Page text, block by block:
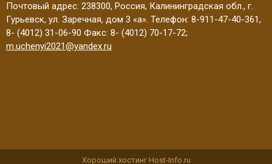
Почтовый адрес: 238300, Россия, Калининградская обл., г.
Гурьевск, ул. Заречная, дом 3 «а». Телефон: 8-911-47-40-361,
8- (4012) 31-06-90 Факс: 8- (4012) 70-17-72;
m.uchenyi2021@yandex.ru
Хороший хостинг Host-Info.ru